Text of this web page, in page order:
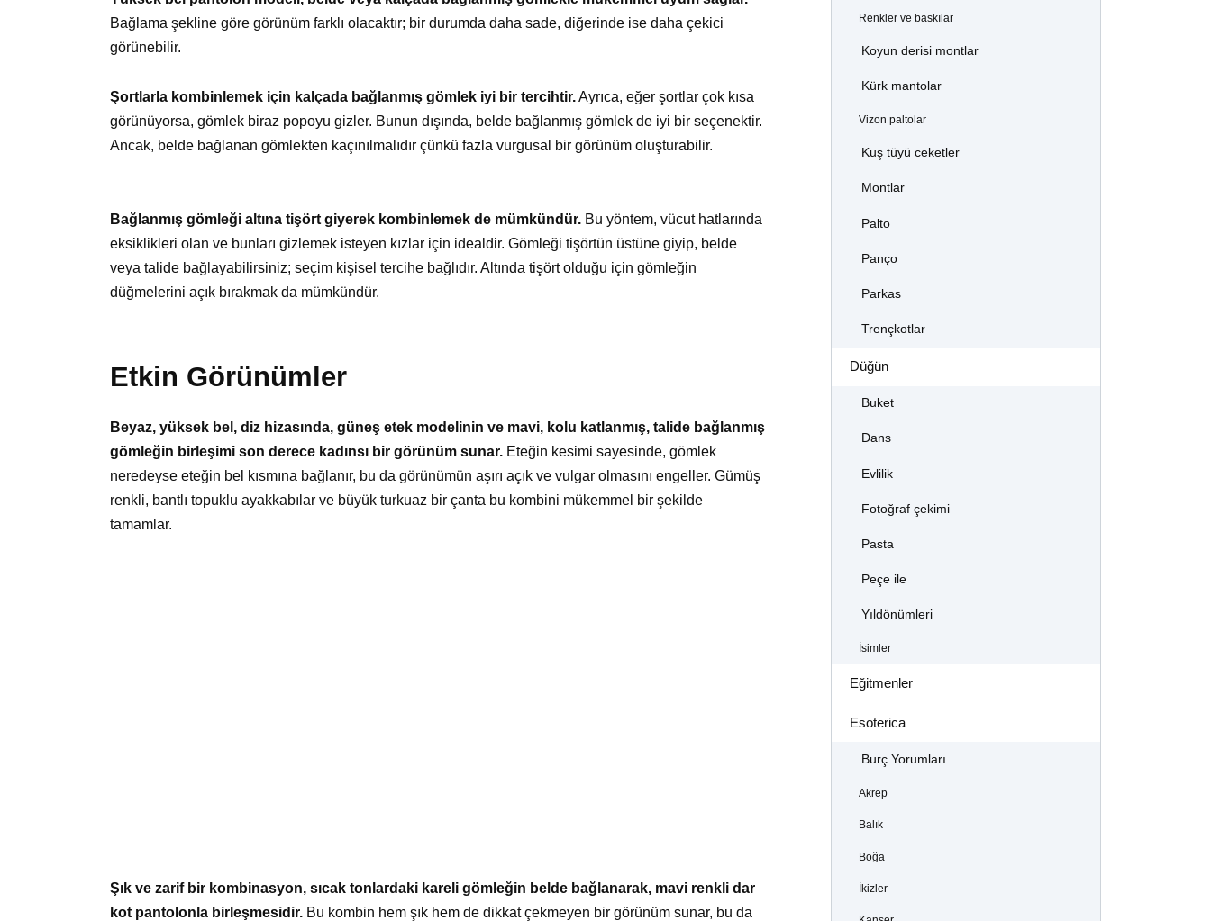
Bağlama şekline göre görünüm farklı olacaktır; bir durumda daha sade, diğerinde ise daha çekici
görünebilir.
Şortlarla kombinlemek için kalçada bağlanmış gömlek iyi bir tercihtir.Ayrıca, eğer şortlar çok kısa
görünüyorsa, gömlek biraz popoyu gizler. Bunun dışında, belde bağlanmış gömlek de iyi bir seçenektir.
Ancak, belde bağlanan gömlekten kaçınılmalıdır çünkü fazla vurgusal bir görünüm oluşturabilir.
Bağlanmış gömleği altına tişört giyerek kombinlemek de mümkündür. Bu yöntem, vücut hatlarında
eksiklikleri olan ve bunları gizlemek isteyen kızlar için idealdir. Gömleği tişörtün üstüne giyip, belde
veya talide bağlayabilirsiniz; seçim kişisel tercihe bağlıdır. Altında tişört olduğu için gömleğin
düğmelerini açık bırakmak da mümkündür.
Etkin Görünümler
Beyaz, yüksek bel, diz hizasında, güneş etek modelinin ve mavi, kolu katlanmış, talide bağlanmış
gömleğin birleşimi son derece kadınsı bir görünüm sunar. Eteğin kesimi sayesinde, gömlek
neredeyse eteğin bel kısmına bağlanır, bu da görünümün aşırı açık ve vulgar olmasını engeller. Gümüş
renkli, bantlı topuklu ayakkabılar ve büyük turkuaz bir çanta bu kombini mükemmel bir şekilde
tamamlar.
Şık ve zarif bir kombinasyon, sıcak tonlardaki kareli gömleğin belde bağlanarak, mavi renkli dar
kot pantolonla birleşmesidir. Bu kombin hem şık hem de dikkat çekmeyen bir görünüm sunar, bu da
Renkler ve baskılar
Koyun derisi montlar
Kürk mantolar
Vizon paltolar
Kuş tüyü ceketler
Montlar
Palto
Panço
Parkas
Trençkotlar
Düğün
Buket
Dans
Evlilik
Fotoğraf çekimi
Pasta
Peçe ile
Yıldönümleri
İsimler
Eğitmenler
Esoterica
Burç Yorumları
Akrep
Balık
Boğa
İkizler